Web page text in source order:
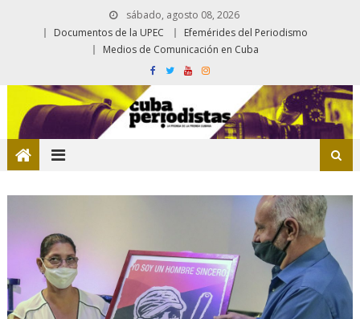
sábado, agosto 08, 2026
Documentos de la UPEC
Efemérides del Periodismo
Medios de Comunicación en Cuba